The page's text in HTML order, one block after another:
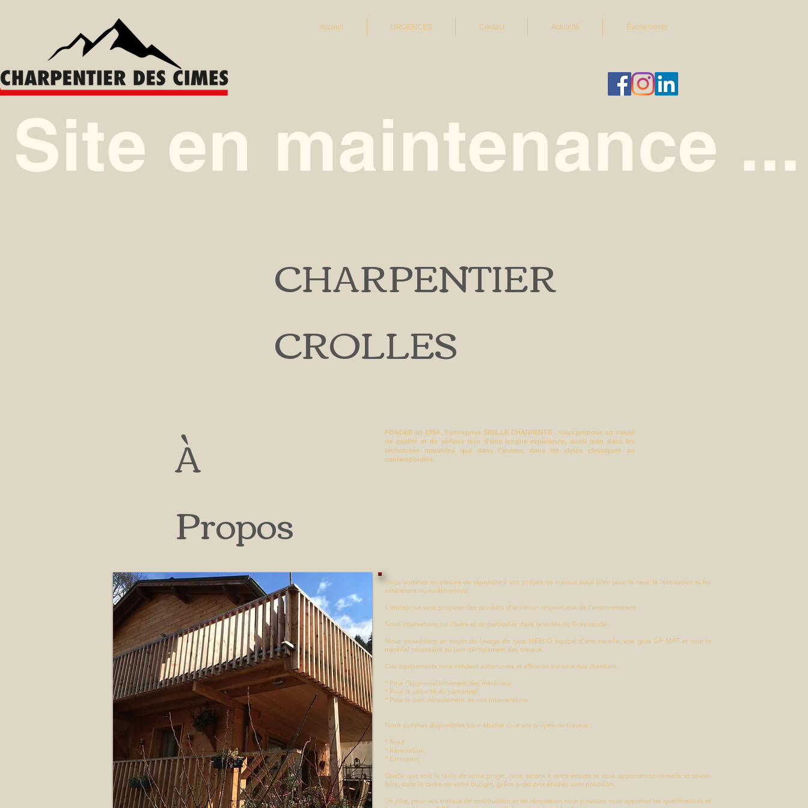
Accueil URGENCES Contact Actualité Événements
Site en maintenance ...
CHARPENTIER
CROLLES
À
Propos
FONDÉE en 1994 , l'entreprise SIBILLE CHARPENTE , vous propose un travail
de qualité et de sérieux issu d'une longue expérience, aussi bien dans les
technicités nouvelles que dans l'ancien, dans les styles classiques ou
contemporains.
Nous sommes en mesure de répondre à vos projets de travaux aussi bien pour le neuf, la rénovation et les
extensions ou surélévations.
L'entreprise vous propose des produits d'isolation respectueux de l’environnement.
Nous intervenons sur l'Isère et en particulier dans la vallée du Grésivaudan.
Nous possédons un engin de levage de type MERLO équipé d’une nacelle, une grue GP MAT et tout le
matériel nécessaire au bon déroulement des travaux.
Ces équipements nous rendent autonomes et efficaces sur tous nos chantiers :
* Pour l’approvisionnement des matériaux
* Pour la sécurité du personnel
* Pour le bon déroulement de nos interventions
Nous sommes disponibles pour étudier tous vos projets de travaux :
* Neuf
* Rénovation
* Extension
Quelle que soit la taille de votre projet, nous serons à votre écoute et vous apporterons conseils et savoir-
faire, dans le cadre de votre budget, grâce à des prix étudiés avec précision.
De plus, pour vos travaux de construction et de rénovation nous pouvons vous apporter les qualifications et